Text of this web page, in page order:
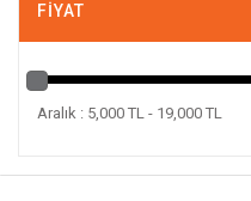
FIYAT
Aralık : 5,000 TL - 19,000 TL